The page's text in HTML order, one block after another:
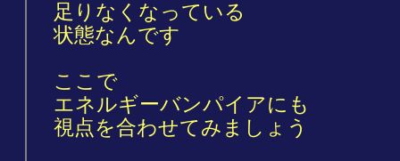
足りなくなっている
状態なんです
ここで
エネルギーバンパイアにも
視点を合わせてみましょう